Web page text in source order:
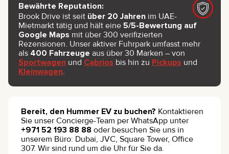
Bewährte Reputation:
Brook Drive ist seit über 20 Jahren im UAE-
Mietmarkt tätig und hält eine 5/5-Bewertung auf
Google Maps mit über 300 verifizierten
Rezensionen. Unser aktiver Fuhrpark umfasst mehr
als 400 Fahrzeuge aus über 30 Marken – von
Sportwagen und Cabrios bis hin zu Pickups und
Kleinwagen.
Bereit, den Hummer EV zu buchen? Kontaktieren
Sie unser Concierge-Team per WhatsApp unter
+971 52 193 88 88 oder besuchen Sie uns in
unserem Büro: Dubai, JVC, Square Tower, Office
307. Wir sind rund um die Uhr für Sie da.